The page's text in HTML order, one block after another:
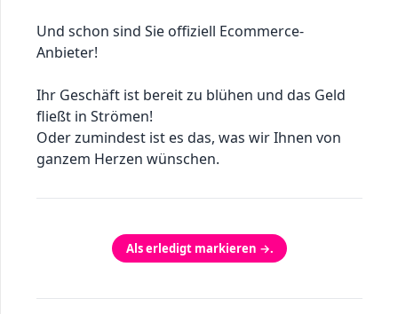
Und schon sind Sie offiziell Ecommerce-
Anbieter!
Ihr Geschäft ist bereit zu blühen und das Geld
fließt in Strömen!
Oder zumindest ist es das, was wir Ihnen von
ganzem Herzen wünschen.
Als erledigt markieren →.